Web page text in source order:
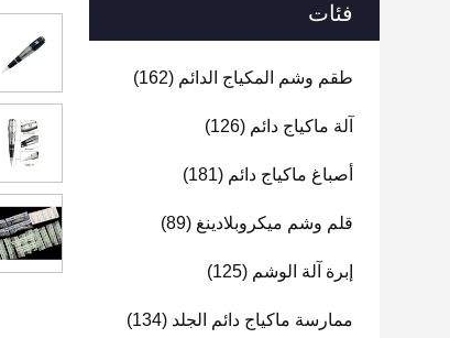
فئات
طقم وشم المكياج الدائم (162)
آلة ماكياج دائم (126)
أصباغ ماكياج دائم (181)
قلم وشم ميكروبلادينغ (89)
إبرة آلة الوشم (125)
ممارسة ماكياج دائم الجلد (134)